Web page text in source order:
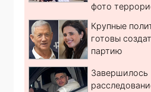
фото
Крупные
готовы
партию
Завершилось